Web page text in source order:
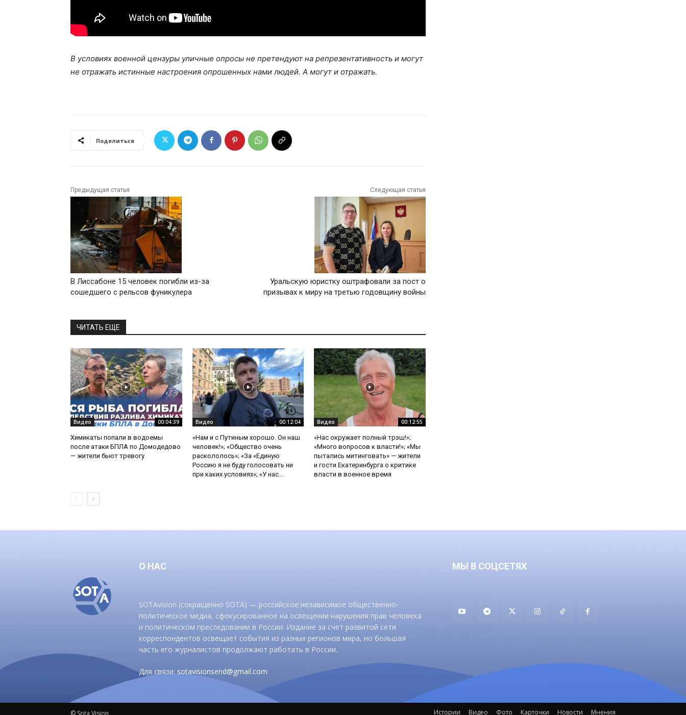
В условиях военной цензуры уличные опросы не претендуют на репрезентативность и могут
не отражать истинные настроения опрошенных нами людей. А могут и отражать.
Поделиться
Предыдущая статья
В Лиссабоне 15 человек погибли из-за
сошедшего с рельсов фуникулера
Следующая статья
Уральскую юристку оштрафовали за пост о
призывах к миру на третью годовщину войны
ЧИТАТЬ ЕЩЕ
Видео 00:04:39
Химикаты попали в водоемы
после атаки БПЛА по Домодедово
— жители бьют тревогу
Видео 00:12:04
«Нам и с Путиным хорошо. Он наш
человек!»; «Общество очень
раскололось»; «За «Единую
Россию я не буду голосовать ни
при каких условиях»; «У нас...
Видео 00:12:55
«Нас окружает полный трэш!»;
«Много вопросов к власти!»; «Мы
пытались митинговать» — жители
и гости Екатеринбурга о критике
власти в военное время
О НАС
SOTAvision (сокращенно SOTA) — российское независимое общественно-
политическое медиа, сфокусированное на освещении нарушения прав человека
и политическом преследовании в России. Издание за счет развитой сети
корреспондентов освещает события из разных регионов мира, но большая
часть его журналистов продолжают работать в России.
Для связи: sotavisionsend@gmail.com
МЫ В СОЦСЕТЯХ
© Sota Vision Истории Видео Фото Карточки Новости Мнения